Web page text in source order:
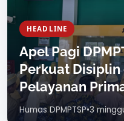
HEADLINE
Apel Pagi
Perkuat Disiplin
Pelayanan
Humas DPMPTSP•3